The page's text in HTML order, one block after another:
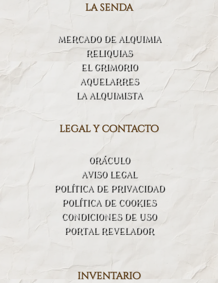
la senda
MERCADO DE ALQUIMIA
RELIQUIAS
EL GRIMORIO
AQUELARRES
LA ALQUIMISTA
legal y contacto
ORÁCULO
AVISO LEGAL
POLÍTICA DE PRIVACIDAD
POLÍTICA DE COOKIES
CONDICIONES DE USO
PORTAL REVELADOR
inventario